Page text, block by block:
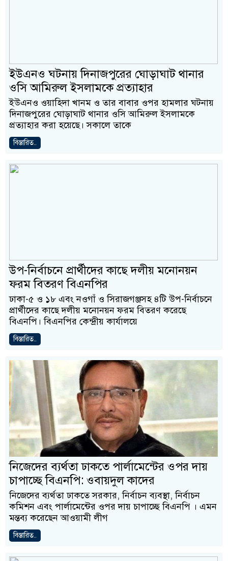
ইউএনও ঘটনায় দিনাজপুরের ঘোড়াঘাট থানার
ওসি আমিরুল ইসলামকে প্রত্যাহার
ইউএনও ওয়াহিদা খানম ও তার বাবার ওপর হামলার ঘটনায়
দিনাজপুরের ঘোড়াঘাট থানার ওসি আমিরুল ইসলামকে
প্রত্যাহার করা হয়েছে। সকালে তাকে
বিস্তারিত..
উপ-নির্বাচনে প্রার্থীদের কাছে দলীয় মনোনয়ন
ফরম বিতরণ বিএনপির
ঢাকা-৫ ও ১৮ এবং নওগাঁ ও সিরাজগঞ্জসহ ৪টি উপ-নির্বাচনে
প্রার্থীদের কাছে দলীয় মনোনয়ন ফরম বিতরণ করেছে
বিএনপি। বিএনপির কেন্দ্রীয় কার্যালয়ে
বিস্তারিত..
নিজেদের ব্যর্থতা ঢাকতে পার্লামেন্টের ওপর দায়
চাপাচ্ছে বিএনপি: ওবায়দুল কাদের
নিজেদের ব্যর্থতা ঢাকতে সরকার, নির্বাচন ব্যবস্থা, নির্বাচন
কমিশন এবং পার্লামেন্টের ওপর দায় চাপাচ্ছে বিএনপি । এমন
মন্তব্য করেছেন আওয়ামী লীগ
বিস্তারিত..